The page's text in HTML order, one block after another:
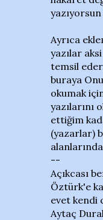
Ayrıca
yazılar
temsil
buraya
okumak
yazılarını
ettiğim
(yazarlar)
--
Açıkcası
Öztürk'e
evet kendi
Aytaç